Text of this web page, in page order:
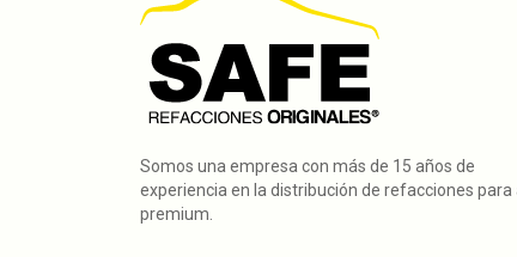
Somos una empresa con más de 15 años de
experiencia en la distribución de refacciones para
premium.